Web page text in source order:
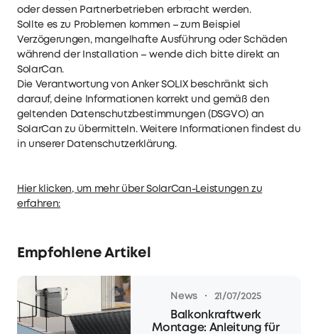
oder dessen Partnerbetrieben erbracht werden.
Sollte es zu Problemen kommen – zum Beispiel
Verzögerungen, mangelhafte Ausführung oder Schäden
während der Installation – wende dich bitte direkt an
SolarCan.
Die Verantwortung von Anker SOLIX beschränkt sich
darauf, deine Informationen korrekt und gemäß den
geltenden Datenschutzbestimmungen (DSGVO) an
SolarCan zu übermitteln. Weitere Informationen findest du
in unserer Datenschutzerklärung.
Hier klicken, um mehr über SolarCan-Leistungen zu
erfahren:
Empfohlene Artikel
News · 21/07/2025
Balkonkraftwerk
Montage: Anleitung für